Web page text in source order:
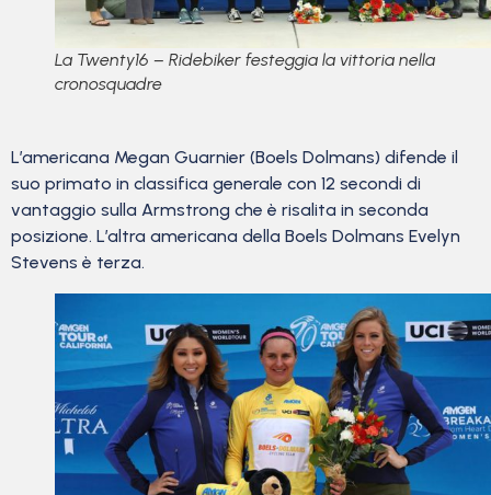
La Twenty16 – Ridebiker festeggia la vittoria nella
cronosquadre
L’americana Megan Guarnier (Boels Dolmans) difende il
suo primato in classifica generale con 12 secondi di
vantaggio sulla Armstrong che è risalita in seconda
posizione. L’altra americana della Boels Dolmans Evelyn
Stevens è terza.